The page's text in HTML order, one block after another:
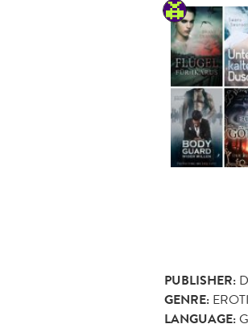
PUBLISHER:
GENRE:
LANGUAGE: